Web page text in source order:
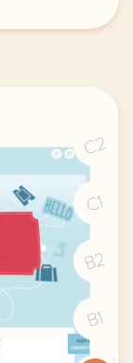
semaine de
C2
C1
B2
B1